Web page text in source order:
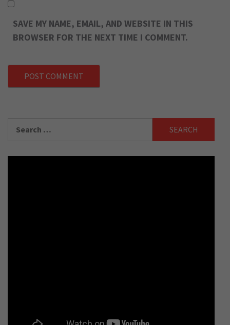
SAVE MY NAME, EMAIL, AND WEBSITE IN THIS
BROWSER FOR THE NEXT TIME I COMMENT.
for: